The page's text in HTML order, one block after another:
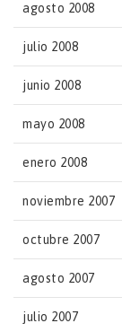
agosto 2008
julio 2008
junio 2008
mayo 2008
enero 2008
noviembre 2007
octubre 2007
agosto 2007
julio 2007